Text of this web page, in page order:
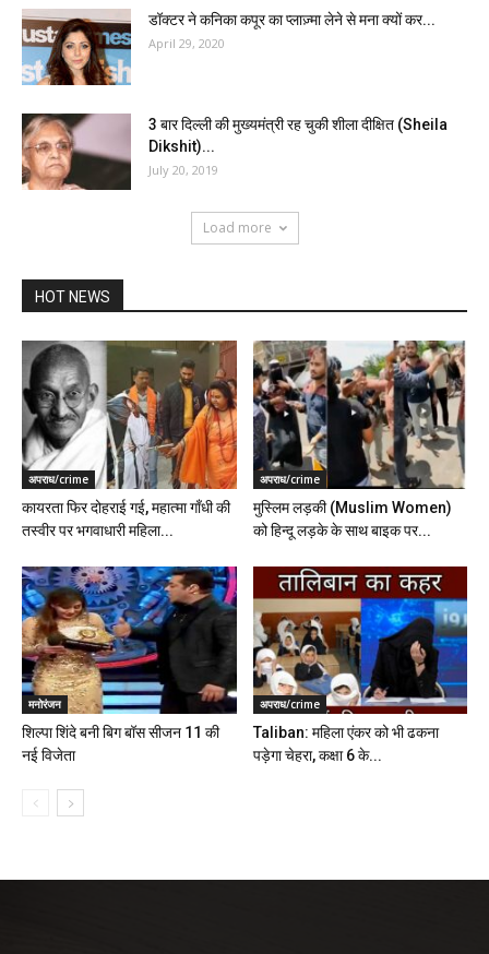
डॉक्टर ने कनिका कपूर का प्लाज़्मा लेने से मना क्यों कर...
April 29, 2020
3 बार दिल्ली की मुख्यमंत्री रह चुकी शीला दीक्षित (Sheila
Dikshit)...
July 20, 2019
Load more
HOT NEWS
अपराध/crime
कायरता फिर दोहराई गई, महात्मा गाँधी की
तस्वीर पर भगवाधारी महिला...
अपराध/crime
मुस्लिम लड़की (Muslim Women)
को हिन्दू लड़के के साथ बाइक पर...
मनोरंजन
शिल्पा शिंदे बनी बिग बॉस सीजन 11 की
नई विजेता
अपराध/crime
Taliban: महिला एंकर को भी ढकना
पड़ेगा चेहरा, कक्षा 6 के...